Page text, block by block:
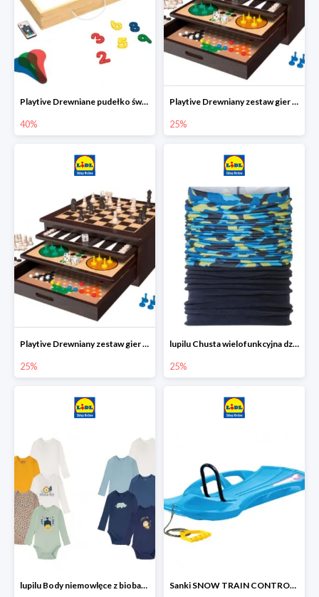
Playtive Drewniane pudełko świetlne MONTESSORI
40%
Playtive Drewniany zestaw gier 10 w 1
25%
Playtive Drewniany zestaw gier 10 w 1
25%
lupilu Chusta wielofunkcyjna dziecięca
25%
lupilu Body niemowlęce z biobawełny Sanki SNOW TRAIN CONTROL -25%